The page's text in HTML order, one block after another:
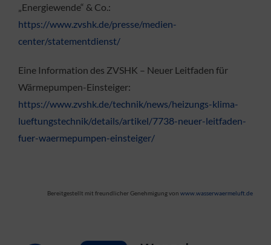
„Energiewende“ & Co.:
https://www.zvshk.de/presse/medien-
center/statementdienst/
Eine Information des ZVSHK – Neuer Leitfaden für
Wärmepumpen-Einsteiger:
https://www.zvshk.de/technik/news/heizungs-klima-
lueftungstechnik/details/artikel/7738-neuer-leitfaden-
fuer-waermepumpen-einsteiger/
Bereitgestellt mit freundlicher Genehmigung vonwww.wasserwaermeluft.de